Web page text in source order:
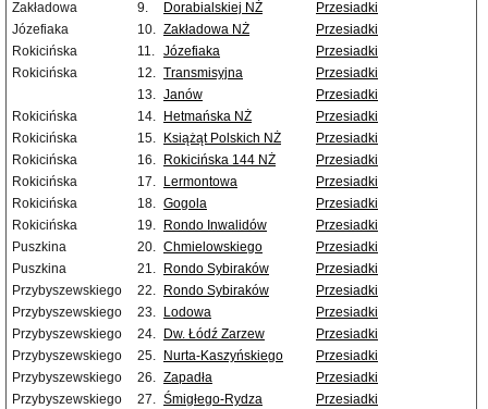
Zakładowa
9. Dorabialskiej NŻ
Przesiadki
Józefiaka
10. Zakładowa NŻ
Przesiadki
Rokicińska
11. Józefiaka
Przesiadki
Rokicińska
12. Transmisyjna
Przesiadki
13. Janów
Przesiadki
Rokicińska
14. Hetmańska NŻ
Przesiadki
Rokicińska
15. Książąt Polskich NŻ
Przesiadki
Rokicińska
16. Rokicińska 144 NŻ
Przesiadki
Rokicińska
17. Lermontowa
Przesiadki
Rokicińska
18. Gogola
Przesiadki
Rokicińska
19. Rondo Inwalidów
Przesiadki
Puszkina
20. Chmielowskiego
Przesiadki
Puszkina
21. Rondo Sybiraków
Przesiadki
Przybyszewskiego
22. Rondo Sybiraków
Przesiadki
Przybyszewskiego
23. Lodowa
Przesiadki
Przybyszewskiego
24. Dw. Łódź Zarzew
Przesiadki
Przybyszewskiego
25. Nurta-Kaszyńskiego
Przesiadki
Przybyszewskiego
26. Zapadła
Przesiadki
Przybyszewskiego
27. Śmigłego-Rydza
Przesiadki